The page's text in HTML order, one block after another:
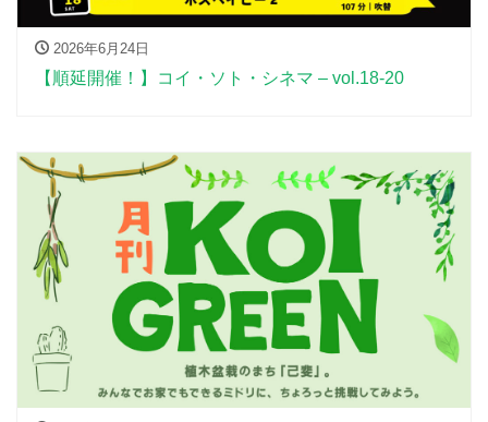
2026年6月24日
【順延開催！】コイ・ソト・シネマ – vol.18-20